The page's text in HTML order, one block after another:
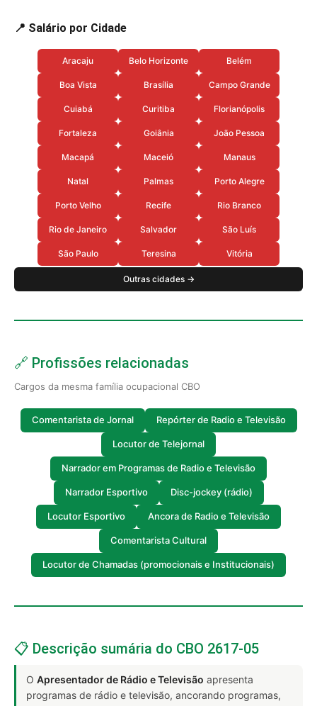
📍 Salário por Cidade
Aracaju Belo Horizonte Belém
Boa Vista Brasília Campo Grande
Cuiabá Curitiba Florianópolis
Fortaleza Goiânia João Pessoa
Macapá Maceió Manaus
Natal Palmas Porto Alegre
Porto Velho Recife Rio Branco
Rio de Janeiro Salvador São Luís
São Paulo Teresina Vitória
Outras cidades →
🔗 Profissões relacionadas
Cargos da mesma família ocupacional CBO
Comentarista de Jornal Repórter de Radio e Televisão
Locutor de Telejornal
Narrador em Programas de Radio e Televisão
Narrador Esportivo Disc-jockey (rádio)
Locutor Esportivo Ancora de Radio e Televisão
Comentarista Cultural
Locutor de Chamadas (promocionais e Institucionais)
📋 Descrição sumária do CBO 2617-05
O Apresentador de Rádio e Televisão apresenta
programas de rádio e televisão, ancorando programas,